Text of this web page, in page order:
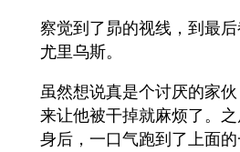
察觉到了昴的视线，到最
尤里乌斯。
虽然想说真是个讨厌的家
来让他被干掉就麻烦了。
身后，一口气跑到了上面的